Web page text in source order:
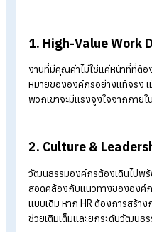
HR is Dead’
Strategy for
กลยุทธ์บริหารค